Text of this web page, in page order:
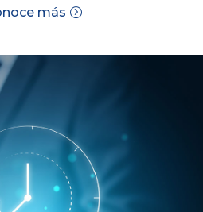
más